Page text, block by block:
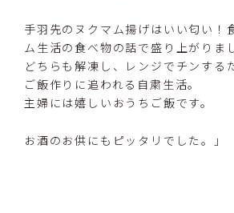
手羽先のヌクマム揚げはいい匂い！
ム生活の食べ物の話で盛り上がりま
どちらも解凍し、レンジでチンする
ご飯作りに追われる自粛生活。
主婦には嬉しいおうちご飯です。
お酒のお供にもピッタリでした。」